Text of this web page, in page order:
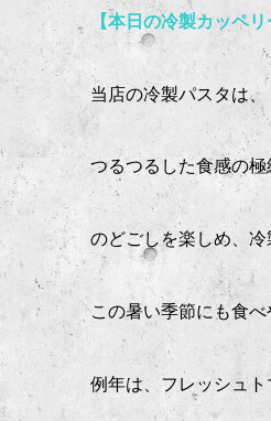
【本日の冷製カッペリ
当店の冷製パスタは、
つるつるした食感の
のどごしを楽しめ、冷
この暑い季節にも食
例年は、フレッシュ